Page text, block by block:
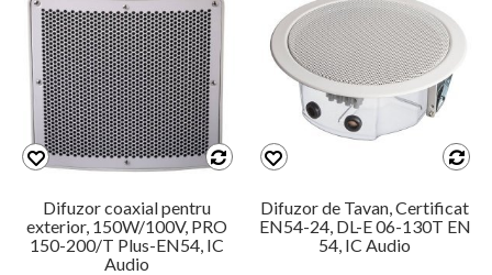
Difuzor coaxial pentru
exterior, 150W/100V, PRO
150-200/T Plus-EN54, IC
Audio
Difuzor de Tavan, Certificat
EN54-24, DL-E 06-130T EN
54, IC Audio